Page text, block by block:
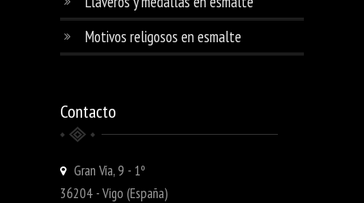
Motivos religosos en esmalte
Contacto
Gran Vía, 9 - 1º
36204 - Vigo (España)